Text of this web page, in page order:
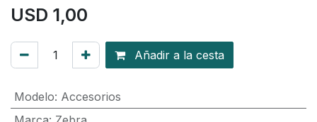
USD 1,00
Añadir a la cesta
Modelo: Accesorios